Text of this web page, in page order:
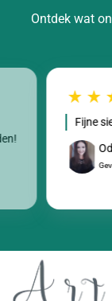
Ontdek wat
Fijne